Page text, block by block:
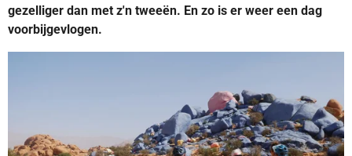
gezelliger dan met z'n tweeën. En zo is er weer een dag
voorbijgevlogen.